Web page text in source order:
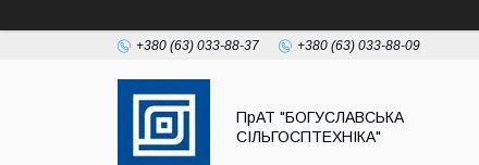
+380 (63) 033-88-37 +380 (63) 033-88-09
ПрАТ "БОГУСЛАВСЬКА
СІЛЬГОСПТЕХНІКА"